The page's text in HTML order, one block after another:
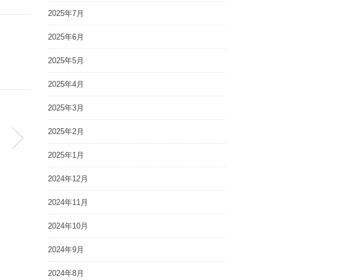
2025年7月
2025年6月
2025年5月
2025年4月
2025年3月
2025年2月
2025年1月
2024年12月
2024年11月
2024年10月
2024年9月
2024年8月